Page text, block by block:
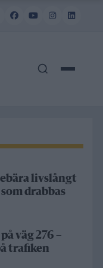
livslångt
drabbas
väg 276 –
trafiken